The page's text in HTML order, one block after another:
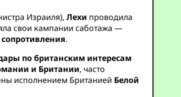
Израиля),Лехи проводила
свои кампании саботажа —
.
по британским интересам
и Британии, часто
исполнением Британией Белой